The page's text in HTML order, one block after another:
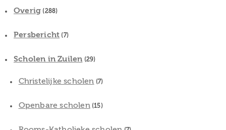
Overig (288)
Persbericht (7)
Scholen in Zuilen (29)
Christelijke scholen (7)
Openbare scholen(15)